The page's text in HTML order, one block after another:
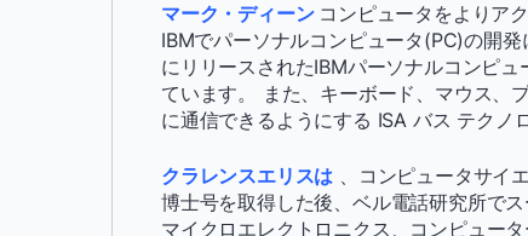
マーク・ディーン コンピュータをよりア
IBMでパーソナルコンピュータ(PC)の開
にリリースされたIBMパーソナルコンピ
ています。 また、キーボード、マウス、
に通信できるようにする ISA バス テクノ
クラレンスエリスは 、コンピュータサイ
博士号を取得した後、ベル電話研究所で
マイクロエレクトロニクス、コンピュー